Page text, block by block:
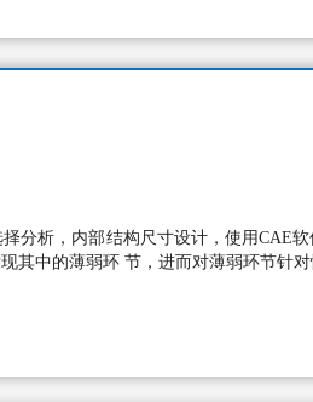
析，内部结构尺寸设计，使用CAE
中的薄弱环 节，进而对薄弱环节针